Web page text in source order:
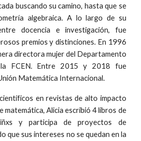
buscando su camino, hasta que se
algebraica. A lo largo de su
docencia e investigación, fue
premios y distinciones. En 1996
directora mujer del Departamento
FCEN. Entre 2015 y 2018 fue
Matemática Internacional.
en revistas de alto impacto
matemática, Alicia escribió 4 libros de
y participa de proyectos de
que sus intereses no se quedan en la